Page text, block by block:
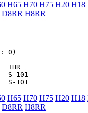
H65 H70 H75 H20 H18
D8RR H8RR
0)
IHR
S-101
H65 H70 H75 H20 H18
D8RR H8RR